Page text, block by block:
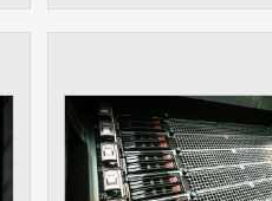
OSTATNÍ
Cookies, které aplikace
zůstala prázdná a všechny
uvedených výše.